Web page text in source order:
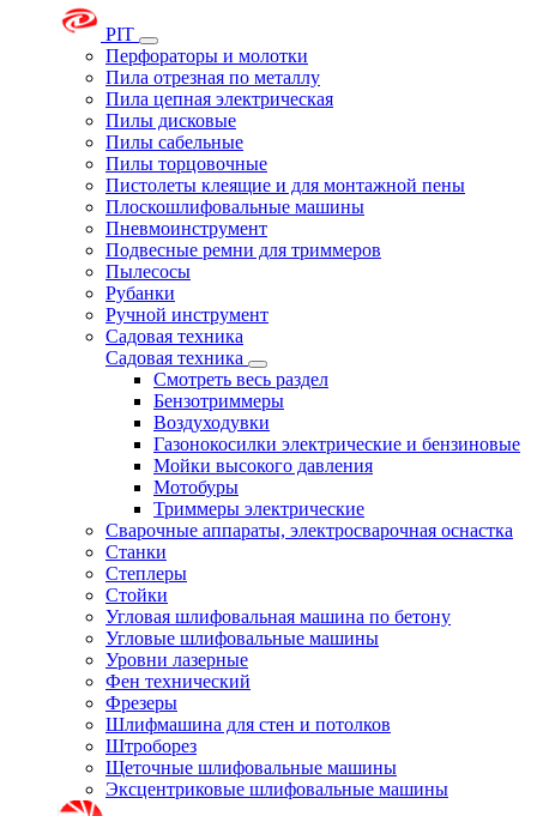
PIT
Перфораторы и молотки
Пила отрезная по металлу
Пила цепная электрическая
Пилы дисковые
Пилы сабельные
Пилы торцовочные
Пистолеты клеящие и для монтажной пены
Плоскошлифовальные машины
Пневмоинструмент
Подвесные ремни для триммеров
Пылесосы
Рубанки
Ручной инструмент
Садовая техника
Садовая техника
Смотреть весь раздел
Бензотриммеры
Воздуходувки
Газонокосилки электрические и бензиновые
Мойки высокого давления
Мотобуры
Триммеры электрические
Сварочные аппараты, электросварочная оснастка
Станки
Степлеры
Стойки
Угловая шлифовальная машина по бетону
Угловые шлифовальные машины
Уровни лазерные
Фен технический
Фрезеры
Шлифмашина для стен и потолков
Штроборез
Щеточные шлифовальные машины
Эксцентриковые шлифовальные машины